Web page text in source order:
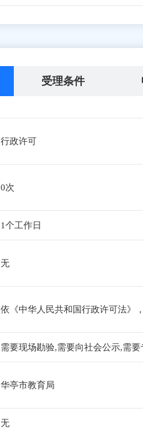
受理条件
行政许可
0次
1个工作日
无
依《中华人民共和国行政许可法》
需要现场勘验,需要向社会公示,需要
华亭市教育局
无